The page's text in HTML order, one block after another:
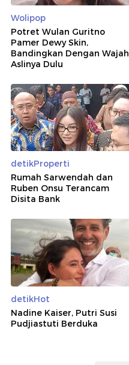
Wolipop
Potret Wulan Guritno
Pamer Dewy Skin,
Bandingkan Dengan Wajah
Aslinya Dulu
detikProperti
Rumah Sarwendah dan
Ruben Onsu Terancam
Disita Bank
detikHot
Nadine Kaiser, Putri Susi
Pudjiastuti Berduka